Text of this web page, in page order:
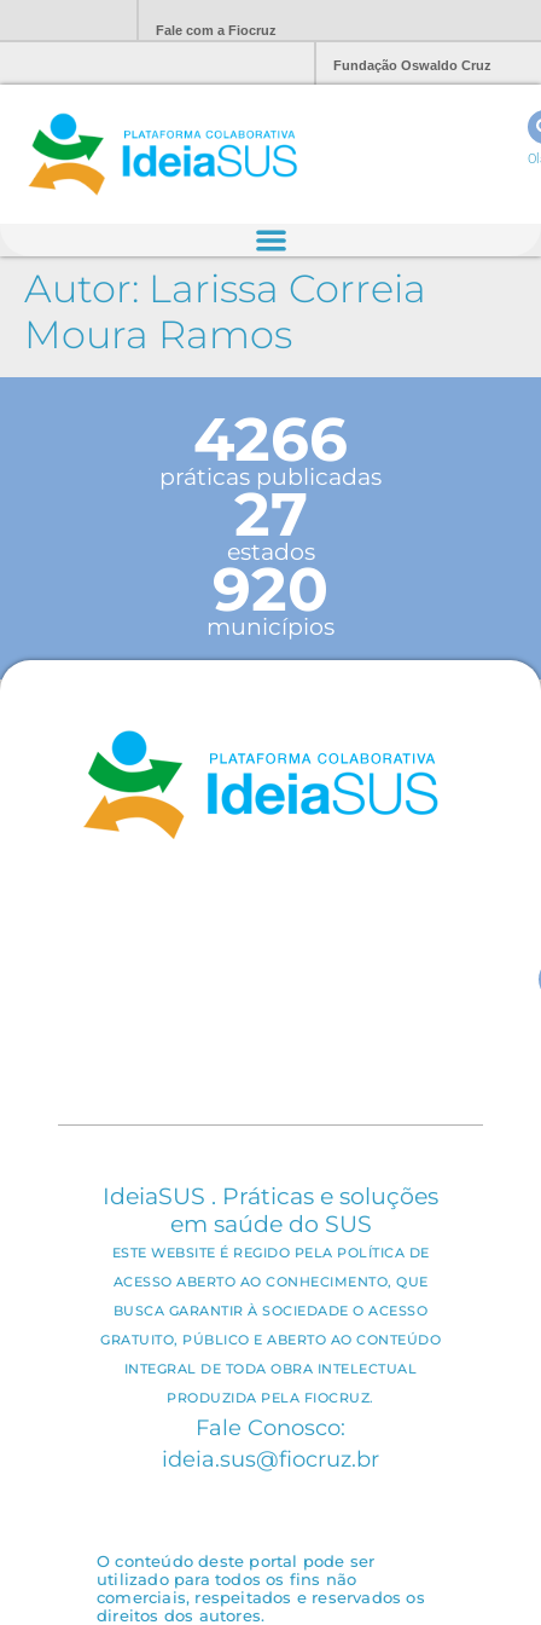
Fale com a Fiocruz
Fundação Oswaldo Cruz
Autor: Larissa Correia
Moura Ramos
4266
práticas publicadas
27
estados
920
municípios
IdeiaSUS . Práticas e soluções
em saúde do SUS
ESTE WEBSITE É REGIDO PELA POLÍTICA DE
ACESSO ABERTO AO CONHECIMENTO, QUE
BUSCA GARANTIR À SOCIEDADE O ACESSO
GRATUITO, PÚBLICO E ABERTO AO CONTEÚDO
INTEGRAL DE TODA OBRA INTELECTUAL
PRODUZIDA PELA FIOCRUZ.
Fale Conosco:
ideia.sus@fiocruz.br
O conteúdo deste portal pode ser
utilizado para todos os fins não
comerciais, respeitados e reservados os
direitos dos autores.